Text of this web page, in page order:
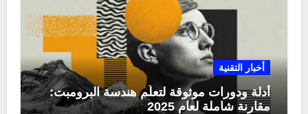
أخبار التقنية
أدلة ودورات موثوقة لتعلّم هندسة البرومبت:
مقارنة شاملة لعام 2025